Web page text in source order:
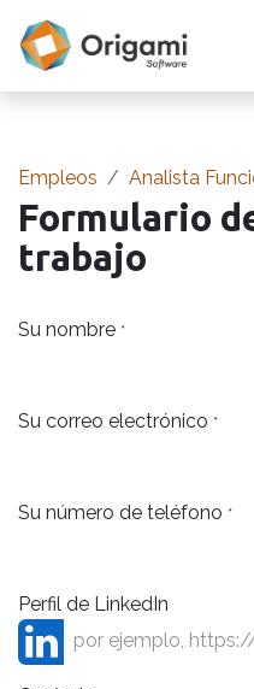
Empleos Analista
Formulario
trabajo
Su nombre *
Su correo electrónico *
Su número de teléfono *
Perfil de LinkedIn